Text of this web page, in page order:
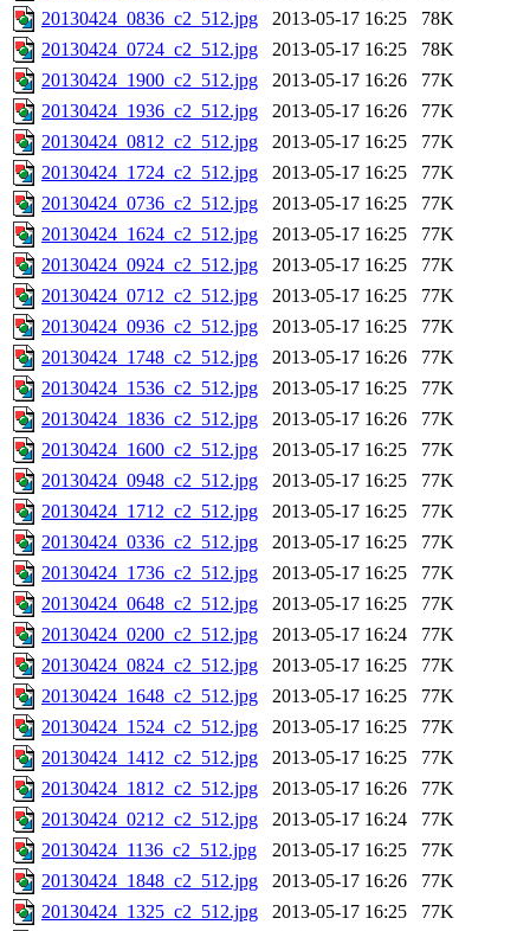
20130424_0836_c2_512.jpg
2013-05-17 16:25
78K
20130424_0724_c2_512.jpg
2013-05-17 16:25
78K
20130424_1900_c2_512.jpg
2013-05-17 16:26
77K
20130424_1936_c2_512.jpg
2013-05-17 16:26
77K
20130424_0812_c2_512.jpg
2013-05-17 16:25
77K
20130424_1724_c2_512.jpg
2013-05-17 16:25
77K
20130424_0736_c2_512.jpg
2013-05-17 16:25
77K
20130424_1624_c2_512.jpg
2013-05-17 16:25
77K
20130424_0924_c2_512.jpg
2013-05-17 16:25
77K
20130424_0712_c2_512.jpg
2013-05-17 16:25
77K
20130424_0936_c2_512.jpg
2013-05-17 16:25
77K
20130424_1748_c2_512.jpg
2013-05-17 16:26
77K
20130424_1536_c2_512.jpg
2013-05-17 16:25
77K
20130424_1836_c2_512.jpg
2013-05-17 16:26
77K
20130424_1600_c2_512.jpg
2013-05-17 16:25
77K
20130424_0948_c2_512.jpg
2013-05-17 16:25
77K
20130424_1712_c2_512.jpg
2013-05-17 16:25
77K
20130424_0336_c2_512.jpg
2013-05-17 16:25
77K
20130424_1736_c2_512.jpg
2013-05-17 16:25
77K
20130424_0648_c2_512.jpg
2013-05-17 16:25
77K
20130424_0200_c2_512.jpg
2013-05-17 16:24
77K
20130424_0824_c2_512.jpg
2013-05-17 16:25
77K
20130424_1648_c2_512.jpg
2013-05-17 16:25
77K
20130424_1524_c2_512.jpg
2013-05-17 16:25
77K
20130424_1412_c2_512.jpg
2013-05-17 16:25
77K
20130424_1812_c2_512.jpg
2013-05-17 16:26
77K
20130424_0212_c2_512.jpg
2013-05-17 16:24
77K
20130424_1136_c2_512.jpg
2013-05-17 16:25
77K
20130424_1848_c2_512.jpg
2013-05-17 16:26
77K
20130424_1325_c2_512.jpg
2013-05-17 16:25
77K